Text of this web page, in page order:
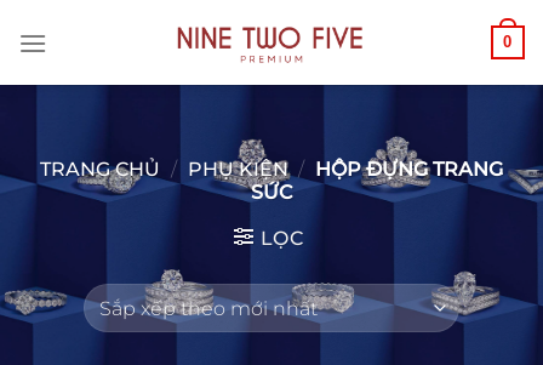
đến
0
TRANG CHỦ / PHỤ KIỆN / HỘP ĐỰNG TRANG
SỨC
LỌC